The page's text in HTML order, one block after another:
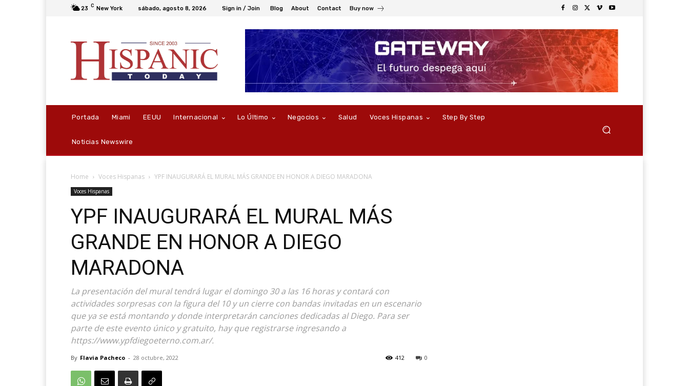
23 C New York sábado, agosto 8, 2026 Sign in / Join Blog About Contact Buy now
Portada Miami EEUU Internacional Lo Último Negocios Salud Voces Hispanas Step By Step
Noticias Newswire
Home Voces Hispanas YPF INAUGURARÁ EL MURAL MÁS GRANDE EN HONOR A DIEGO MARADONA
Voces Hispanas
YPF INAUGURARÁ EL MURAL MÁS
GRANDE EN HONOR A DIEGO
MARADONA
La presentación del mural tendrá lugar el domingo 30 a las 16 horas y contará con
actividades sorpresas con la figura del 10 y un cierre con bandas invitadas en un escenario
que ya se está montando y donde interpretarán canciones dedicadas al Diego. Para ser
parte de este evento único y gratuito, hay que registrarse ingresando a
https://www.ypfdiegoeterno.com.ar/.
By Flavia Pacheco - 28 octubre, 2022 0
412